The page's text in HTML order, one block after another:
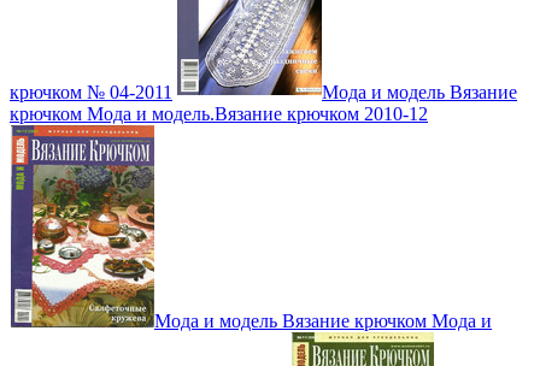
крючком № 04-2011
Мода и модель Вязание
крючком Мода и модель.Вязание крючком 2010-12
Мода и модель Вязание крючком Мода и